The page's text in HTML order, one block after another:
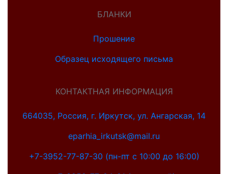
БЛАНКИ
Прошение
Образец исходящего письма
КОНТАКТНАЯ ИНФОРМАЦИЯ
664035, Россия, г. Иркутск, ул. Ангарская, 14
eparhia_irkutsk@mail.ru
+7-3952-77-87-30 (пн-пт с 10:00 до 16:00)